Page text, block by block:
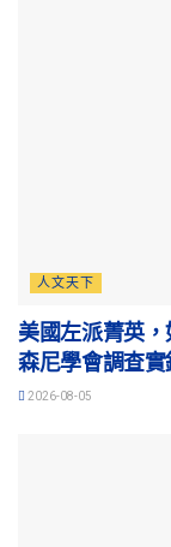
人文天下
美國左派菁英
森尼學會調查實
2026-08-05